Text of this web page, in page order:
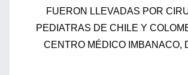
FUERON LLEVADAS POR
PEDIATRAS DE CHILE Y
CENTRO MÉDICO IMBANACO,